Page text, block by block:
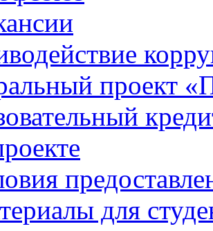
проект
для